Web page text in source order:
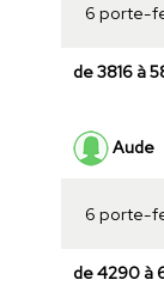
6 porte-
de 3816 à
Aude
6 porte-
de 4290 à